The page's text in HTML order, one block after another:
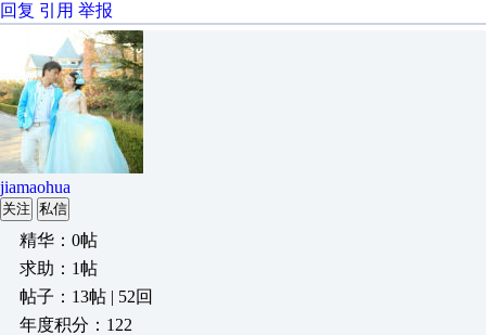
回复 引用 举报
jiamaohua
关注 私信
精华：0帖
求助：1帖
帖子：13帖 | 52回
年度积分：122